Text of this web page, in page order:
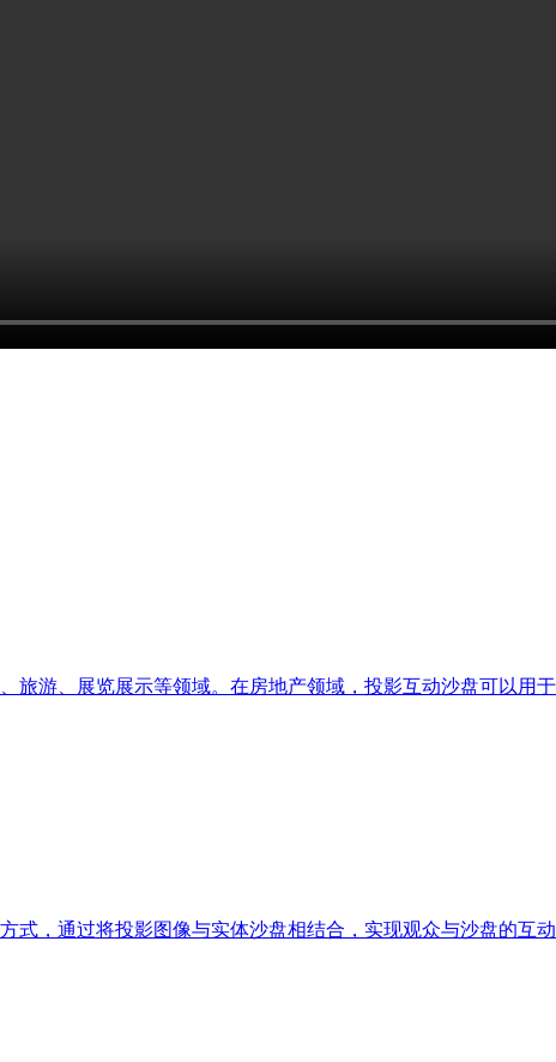
旅游、展览展示等领域。在房地产领域，投影互动沙盘可以用
，通过将投影图像与实体沙盘相结合，实现观众与沙盘的互动